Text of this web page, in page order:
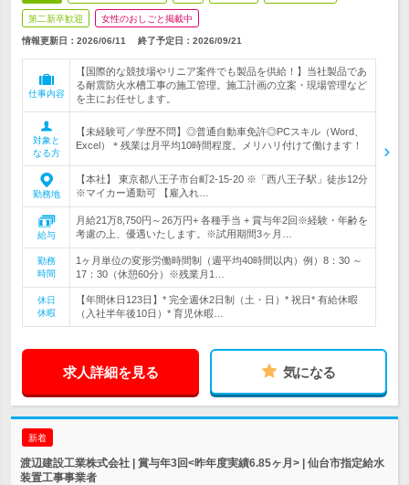
第二新卒歓迎 女性のおしごと掲載中
情報更新日：2026/06/11 終了予定日： 2026/09/21
仕事内容
【国際的な競技場やリニア案件でも製品を供給！】当社製品であ
る耐震防火水槽工事の施工管理。施工計画の立案・現場管理など
を主にお任せします。
対象と
なる方
【未経験可／学歴不問】◎普通自動車免許◎PCスキル（Word、
Excel）＊残業は月平均10時間程度。メリハリ付けて働けます！
勤務地
【本社】 東京都八王子市台町2-15-20 ※「西八王子駅」徒歩12分
※マイカー通勤可 【雇入れ…
給与
月給21万8,750円～26万円+ 各種手当 + 賞与年2回※経験・年齢を
考慮の上、優遇いたします。※試用期間3ヶ月…
勤務
時間
1ヶ月単位の変形労働時間制（週平均40時間以内）例）8：30 ～
17：30（休憩60分）※残業月1…
休日
休暇
【年間休日123日】* 完全週休2日制（土・日）* 祝日* 有給休暇
（入社半年後10日）* 育児休暇…
求人詳細を見る 気になる
新着
渡辺建設工業株式会社 | 賞与年3回<昨年度実績6.85ヶ月> | 仙台市指定給水
装置工事事業者